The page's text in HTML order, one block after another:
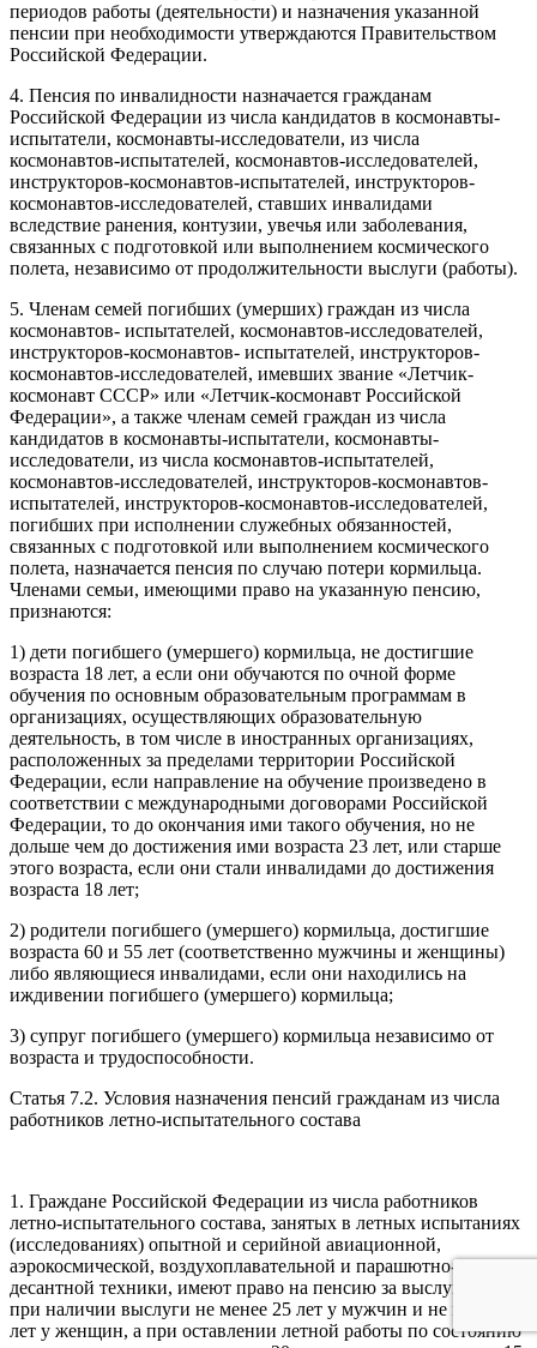
периодов работы (деятельности) и назначения указанной
пенсии при необходимости утверждаются Правительством
Российской Федерации.
4. Пенсия по инвалидности назначается гражданам
Российской Федерации из числа кандидатов в космонавты-
испытатели, космонавты-исследователи, из числа
космонавтов-испытателей, космонавтов-исследователей,
инструкторов-космонавтов-испытателей, инструкторов-
космонавтов-исследователей, ставших инвалидами
вследствие ранения, контузии, увечья или заболевания,
связанных с подготовкой или выполнением космического
полета, независимо от продолжительности выслуги (работы).
5. Членам семей погибших (умерших) граждан из числа
космонавтов- испытателей, космонавтов-исследователей,
инструкторов-космонавтов- испытателей, инструкторов-
космонавтов-исследователей, имевших звание «Летчик-
космонавт СССР» или «Летчик-космонавт Российской
Федерации», а также членам семей граждан из числа
кандидатов в космонавты-испытатели, космонавты-
исследователи, из числа космонавтов-испытателей,
космонавтов-исследователей, инструкторов-космонавтов-
испытателей, инструкторов-космонавтов-исследователей,
погибших при исполнении служебных обязанностей,
связанных с подготовкой или выполнением космического
полета, назначается пенсия по случаю потери кормильца.
Членами семьи, имеющими право на указанную пенсию,
признаются:
1) дети погибшего (умершего) кормильца, не достигшие
возраста 18 лет, а если они обучаются по очной форме
обучения по основным образовательным программам в
организациях, осуществляющих образовательную
деятельность, в том числе в иностранных организациях,
расположенных за пределами территории Российской
Федерации, если направление на обучение произведено в
соответствии с международными договорами Российской
Федерации, то до окончания ими такого обучения, но не
дольше чем до достижения ими возраста 23 лет, или старше
этого возраста, если они стали инвалидами до достижения
возраста 18 лет;
2) родители погибшего (умершего) кормильца, достигшие
возраста 60 и 55 лет (соответственно мужчины и женщины)
либо являющиеся инвалидами, если они находились на
иждивении погибшего (умершего) кормильца;
3) супруг погибшего (умершего) кормильца независимо от
возраста и трудоспособности.
Статья 7.2. Условия назначения пенсий гражданам из числа
работников летно-испытательного состава
1. Граждане Российской Федерации из числа работников
летно-испытательного состава, занятых в летных испытаниях
(исследованиях) опытной и серийной авиационной,
аэрокосмической, воздухоплавательной и парашютно-
десантной техники, имеют право на пенсию за выслугу лет
при наличии выслуги не менее 25 лет у мужчин и не менее 20
лет у женщин, а при оставлении летной работы по состоянию